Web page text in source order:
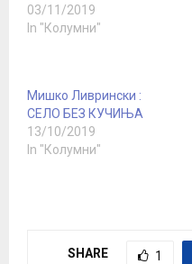
03/11/2019
In "Колумни"
Мишко Ливрински :
СЕЛО БЕЗ КУЧИЊА
13/10/2019
In "Колумни"
SHARE 1